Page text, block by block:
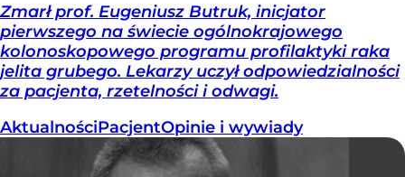
Zmarł prof. Eugeniusz Butruk, inicjator
pierwszego na świecie ogólnokrajowego
kolonoskopowego programu profilaktyki raka
jelita grubego. Lekarzy uczył odpowiedzialności
za pacjenta, rzetelności i odwagi.
AktualnościPacjentOpinie i wywiady